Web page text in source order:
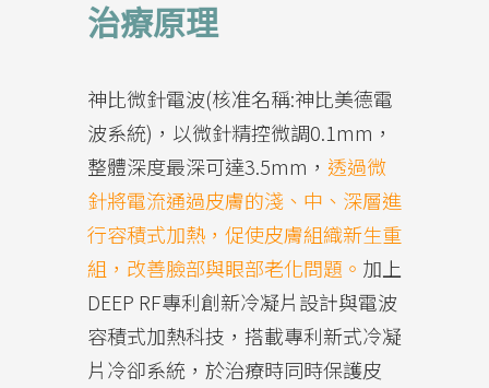
治療原理
神比微針電波(核准名稱:神比美德電
波系統)，以微針精控微調0.1mm，
整體深度最深可達3.5mm， 透過微
針將電流通過皮膚的淺、中、深層進
行容積式加熱，促使皮膚組織新生重
組，改善臉部與眼部老化問題。 加上
DEEP RF專利創新冷凝片設計與電波
容積式加熱科技，搭載專利新式冷凝
片冷卻系統，於治療時同時保護皮